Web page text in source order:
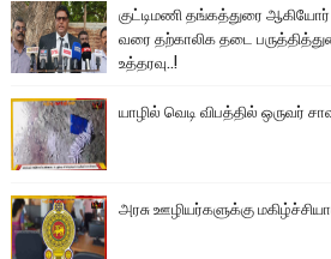
குட்டிமணி தங்கத்துரை ஆகியோர்
வரை தற்காலிக தடை
உத்தரவு..!
யாழில் வெடி விபத்தில் ஒருவர்
அரசு ஊழியர்களுக்கு